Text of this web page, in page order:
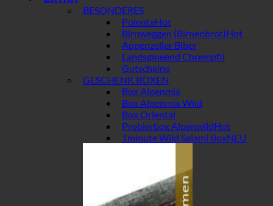
BESONDERES
Polenta
Birnweggen (Birnenbrot)
Appenzeller Biber
Landsgmeend Chrempfli
Gutscheine
GESCHENK BOXEN
Box Alpenmix
Box Alpenmix Wild
Box Oriental
Probierbox Alpenwild
1minute Wild Salami Box